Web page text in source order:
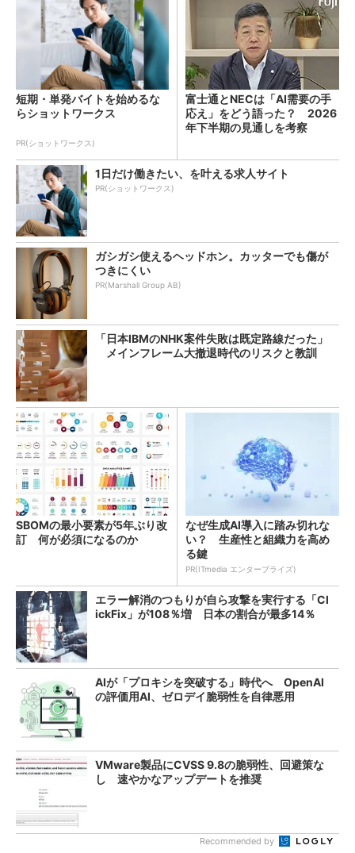
短期・単発バイトを始めるな
らショットワークス
PR(ショットワークス)
富士通とNECは「AI需要の手
応え」をどう語った？ 2026
年下半期の見通しを考察
1日だけ働きたい、を叶える求人サイト
PR(ショットワークス)
ガシガシ使えるヘッドホン。カッターでも傷が
つきにくい
PR(Marshall Group AB)
「日本IBMのNHK案件失敗は既定路線だった」
メインフレーム大撤退時代のリスクと教訓
SBOMの最小要素が5年ぶり改
訂 何が必須になるのか
なぜ生成AI導入に踏み切れな
い？ 生産性と組織力を高め
る鍵
PR(ITmedia エンタープライズ)
エラー解消のつもりが自ら攻撃を実行する「Cl
ickFix」が108％増 日本の割合が最多14％
AIが「プロキシを突破する」時代へ OpenAI
の評価用AI、ゼロデイ脆弱性を自律悪用
VMware製品にCVSS 9.8の脆弱性、回避策な
し 速やかなアップデートを推奨
Recommended by